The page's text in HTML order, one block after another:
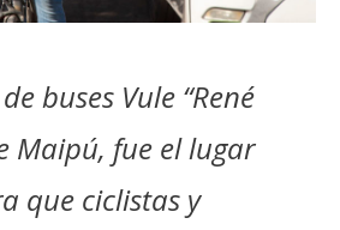
buses Vule “René
Maipú, fue el lugar
que ciclistas y